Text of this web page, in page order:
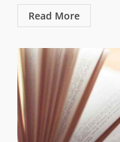
Read More